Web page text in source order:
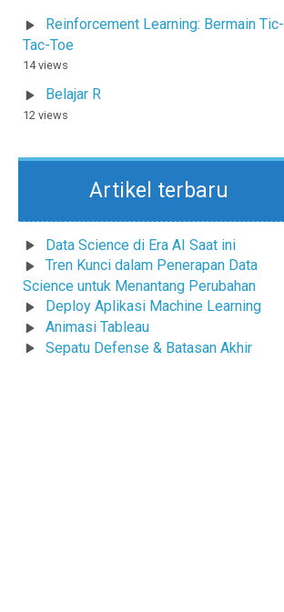
Reinforcement Learning: Bermain Tic-
Tac-Toe
14 views
Belajar R
12 views
Artikel terbaru
Data Science di Era AI Saat ini
Tren Kunci dalam Penerapan Data
Science untuk Menantang Perubahan
Deploy Aplikasi Machine Learning
Animasi Tableau
Sepatu Defense & Batasan Akhir